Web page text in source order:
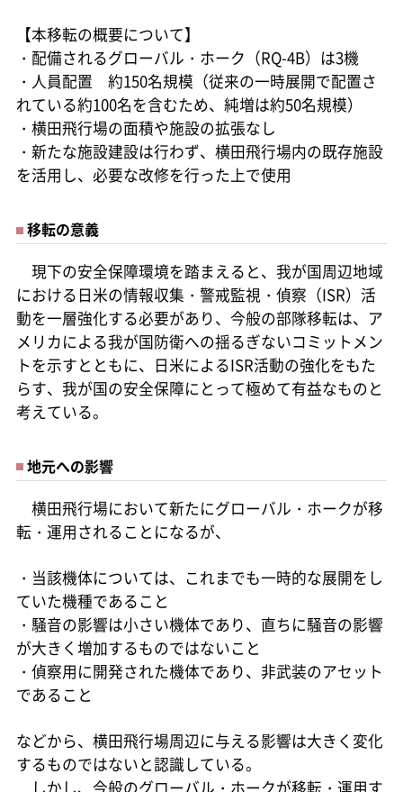
【本移転の概要について】
・配備されるグローバル・ホーク（RQ-4B）は3機
・人員配置 約150名規模（従来の一時展開で配置さ
れている約100名を含むため、純増は約50名規模）
・横田飛行場の面積や施設の拡張なし
・新たな施設建設は行わず、横田飛行場内の既存施設
を活用し、必要な改修を行った上で使用
移転の意義
現下の安全保障環境を踏まえると、我が国周辺地域
における日米の情報収集・警戒監視・偵察（ISR）活
動を一層強化する必要があり、今般の部隊移転は、ア
メリカによる我が国防衛への揺るぎないコミットメン
トを示すとともに、日米によるISR活動の強化をもた
らす、我が国の安全保障にとって極めて有益なものと
考えている。
地元への影響
横田飛行場において新たにグローバル・ホークが移
転・運用されることになるが、
・当該機体については、これまでも一時的な展開をし
ていた機種であること
・騒音の影響は小さい機体であり、直ちに騒音の影響
が大きく増加するものではないこと
・偵察用に開発された機体であり、非武装のアセット
であること
などから、横田飛行場周辺に与える影響は大きく変化
するものではないと認識している。
しかし、今般のグローバル・ホークが移転・運用す